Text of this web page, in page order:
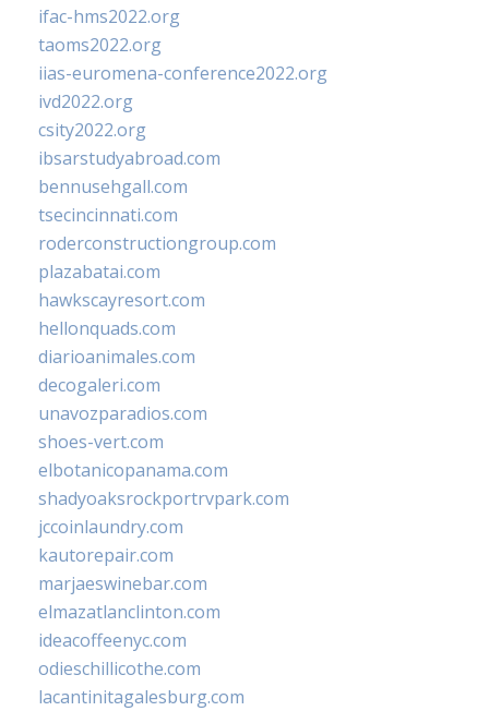
ifac-hms2022.org
taoms2022.org
iias-euromena-conference2022.org
ivd2022.org
csity2022.org
ibsarstudyabroad.com
bennusehgall.com
tsecincinnati.com
roderconstructiongroup.com
plazabatai.com
hawkscayresort.com
hellonquads.com
diarioanimales.com
decogaleri.com
unavozparadios.com
shoes-vert.com
elbotanicopanama.com
shadyoaksrockportrvpark.com
jccoinlaundry.com
kautorepair.com
marjaeswinebar.com
elmazatlanclinton.com
ideacoffeenyc.com
odieschillicothe.com
lacantinitagalesburg.com